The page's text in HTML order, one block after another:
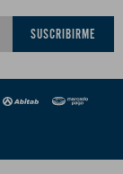
SUSCRIBIRME